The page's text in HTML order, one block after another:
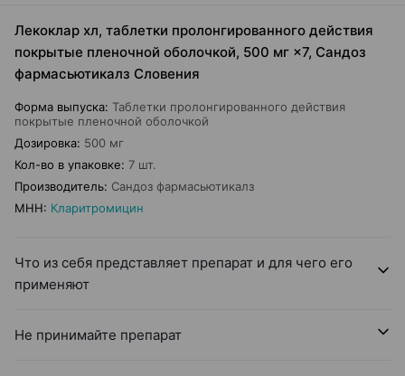
Лекоклар хл, таблетки пролонгированного действия
покрытые пленочной оболочкой, 500 мг ×7, Сандоз
фармасьютикалз Словения
Форма выпуска: Таблетки пролонгированного действия
покрытые пленочной оболочкой
Дозировка: 500 мг
Кол-во в упаковке: 7 шт.
Производитель: Сандоз фармасьютикалз
МНН: Кларитромицин
Что из себя представляет препарат и для чего его
применяют
Не принимайте препарат